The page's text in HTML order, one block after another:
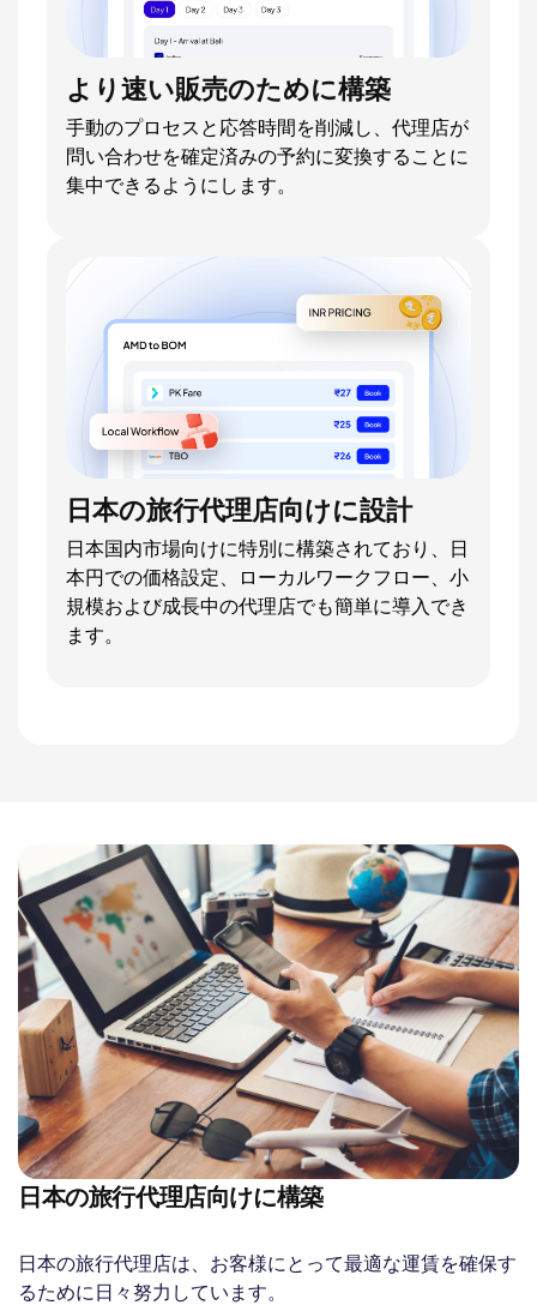
より速い販売のために構築
手動のプロセスと応答時間を削減し、代理店が
問い合わせを確定済みの予約に変換することに
集中できるようにします。
日本の旅行代理店向けに設計
日本国内市場向けに特別に構築されており、日
本円での価格設定、ローカルワークフロー、小
規模および成長中の代理店でも簡単に導入でき
ます。
日本の旅行代理店向けに構築
日本の旅行代理店は、お客様にとって最適な運賃を確保す
るために日々努力しています。